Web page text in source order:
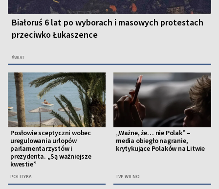
Białoruś 6 lat po wyborach i masowych protestach
przeciwko Łukaszence
ŚWIAT
Posłowie sceptyczni wobec
uregulowania urlopów
parlamentarzystów i
prezydenta. „Są ważniejsze
kwestie”
POLITYKA
„Ważne, że… nie Polak” –
media obiegło nagranie,
krytykujące Polaków na Litwie
TVP WILNO